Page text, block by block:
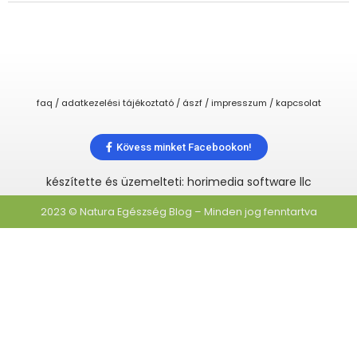
faq / adatkezelési tájékoztató / ászf / impresszum / kapcsolat
Kövess minket Facebookon!
készítette és üzemelteti: horimedia software llc
2023 © Natura Egészség Blog – Minden jog fenntartva